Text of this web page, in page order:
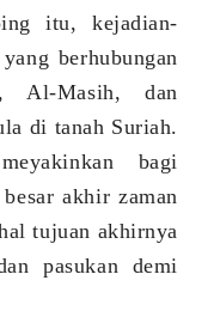
itu, kejadian-
berhubungan
Al-Masih, dan
di tanah Suriah.
bagi
akhir zaman
tujuan akhirnya
pasukan demi